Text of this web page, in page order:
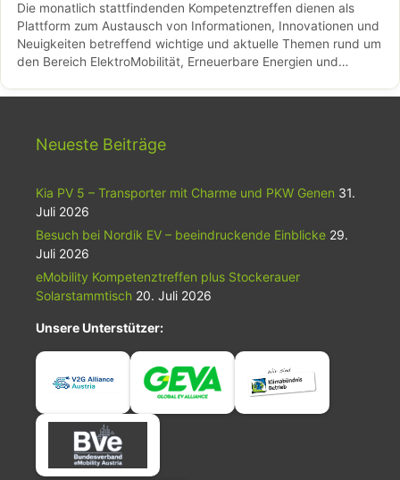
Die monatlich stattfindenden Kompetenztreffen dienen als
Plattform zum Austausch von Informationen, Innovationen und
Neuigkeiten betreffend wichtige und aktuelle Themen rund um
den Bereich ElektroMobilität, Erneuerbare Energien und
Neueste Beiträge
Kia PV 5 – Transporter mit Charme und PKW Genen 31.
Juli 2026
Besuch bei Nordik EV – beeindruckende Einblicke 29.
Juli 2026
eMobility Kompetenztreffen plus Stockerauer
Solarstammtisch 20. Juli 2026
Unsere Unterstützer: